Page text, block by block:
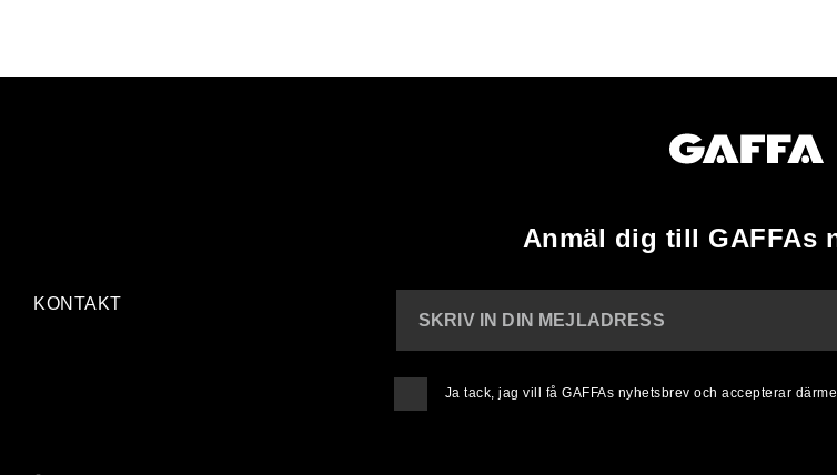
Anmäl dig till GAFFAs
KONTAKT
SKRIV IN DIN MEJLADRESS
Ja tack, jag vill få GAFFAs nyhetsbrev och accepterar